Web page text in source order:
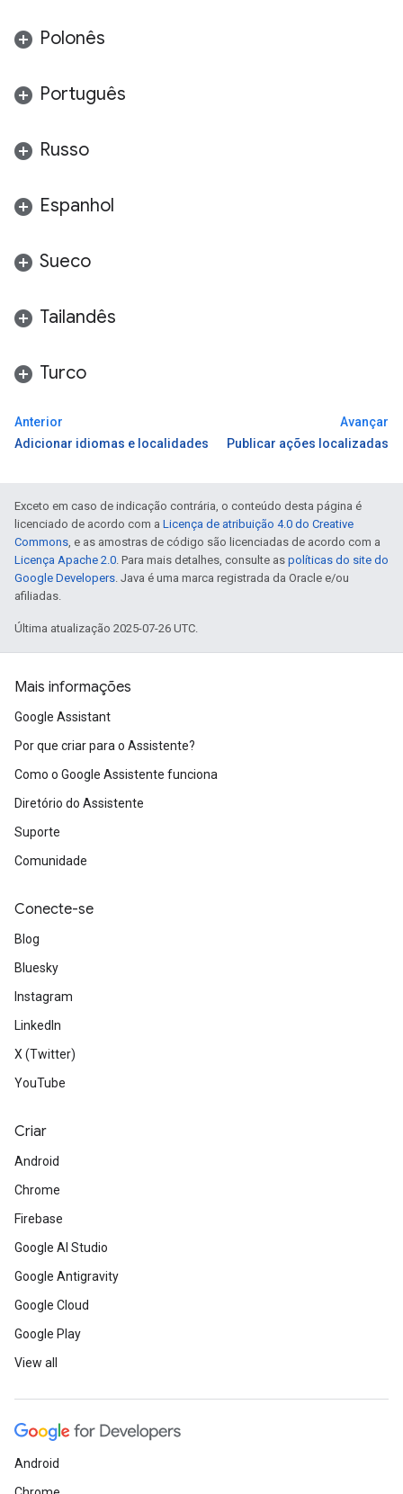
Polonês
Português
Russo
Espanhol
Sueco
Tailandês
Turco
Anterior
Adicionar idiomas e localidades
Avançar
Publicar ações localizadas
Exceto em caso de indicação contrária, o conteúdo desta página é
licenciado de acordo com a Licença de atribuição 4.0 do Creative
Commons, e as amostras de código são licenciadas de acordo com a
Licença Apache 2.0. Para mais detalhes, consulte as políticas do site do
Google Developers. Java é uma marca registrada da Oracle e/ou
afiliadas.
Última atualização 2025-07-26 UTC.
Mais informações
Google Assistant
Por que criar para o Assistente?
Como o Google Assistente funciona
Diretório do Assistente
Suporte
Comunidade
Conecte-se
Blog
Bluesky
Instagram
LinkedIn
X (Twitter)
YouTube
Criar
Android
Chrome
Firebase
Google AI Studio
Google Antigravity
Google Cloud
Google Play
View all
Android